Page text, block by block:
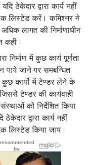
ठेकेदार द्वारा कार्य नहीं
लिस्टेड करें। कमिश्नर ने
लागत की निर्माणाधीन
कही।
निर्माण में कुछ कार्य पूर्णता
पाये जाने पर समबन्धित
कुछ कार्यो में टेण्डर लेने के
टेण्डर की कार्यवाही
को निर्देशित किया
द्वारा कार्य नहीं
लिस्टेड किया जाय।